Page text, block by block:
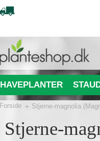
HAVEPLANTER
Forside Stjerne-magnolia
Stjerne-